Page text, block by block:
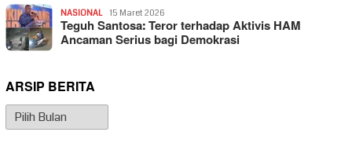
NASIONAL 15 Maret 2026
Teguh Santosa: Teror terhadap Aktivis HAM
Ancaman Serius bagi Demokrasi
ARSIP BERITA
Arsip
Berita